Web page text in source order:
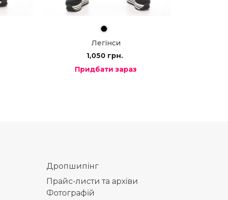
Легінси
1,050 грн.
Придбати зараз
Дропшипінг
Прайс-листи та архіви
Фотографій